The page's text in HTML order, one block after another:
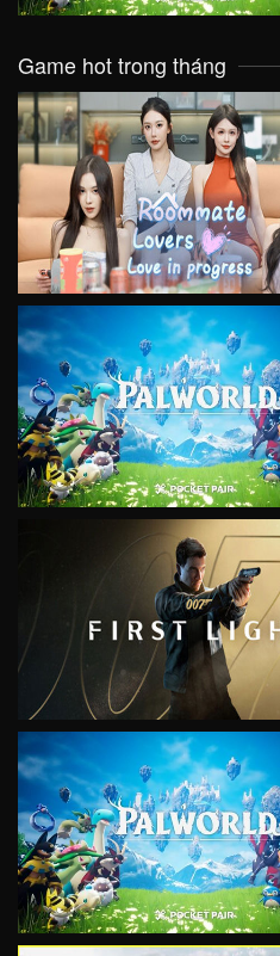
Game hot trong tháng
VIEW
VIEW
VIEW
VIEW